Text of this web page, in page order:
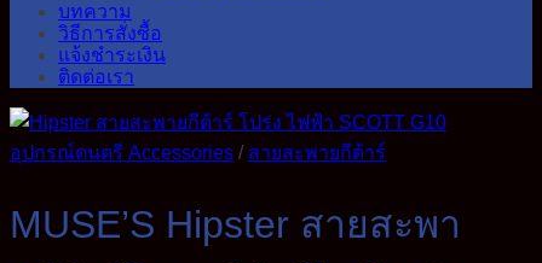
บทความ
วิธีการสั่งซื้อ
แจ้งชำระเงิน
ติดต่อเรา
อุปกรณ์ดนตรี Accessories / สายสะพายกีต้าร์
MUSE’S Hipster สายสะพา